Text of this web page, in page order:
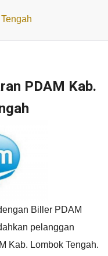
PDAM Kab.
Biller PDAM
pelanggan
Kab. Lombok Tengah.